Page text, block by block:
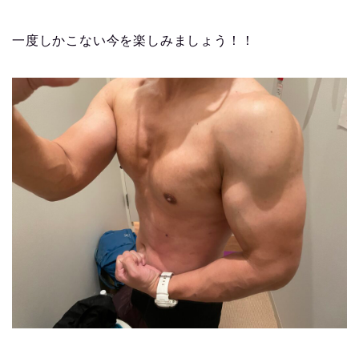
一度しかこない今を楽しみましょう！！